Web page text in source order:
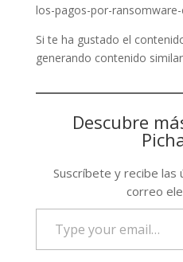
los-pagos-por-
Si te ha gustado el
generando contenido
Descubre
Suscríbete y recibe las
correo
email…